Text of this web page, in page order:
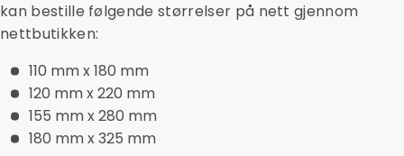
kan bestille følgende størrelser på nett gjennom
nettbutikken:
110 mm x 180 mm
120 mm x 220 mm
155 mm x 280 mm
180 mm x 325 mm